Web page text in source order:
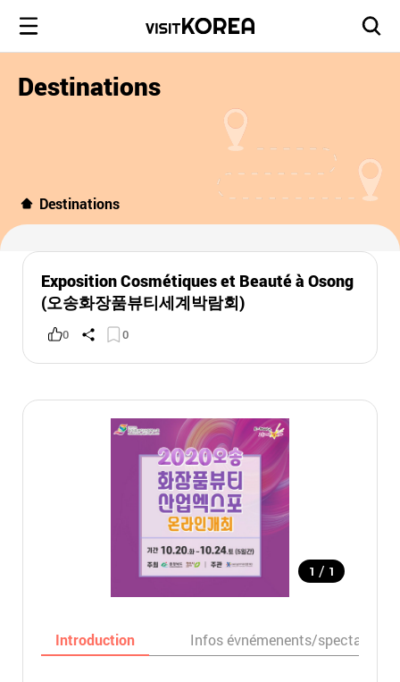
Destinations
Destinations
Exposition Cosmétiques et Beauté à Osong
(오송화장품뷰티세계박람회)
0 0
1 / 1
Introduction Infos évnémenents/spectacles